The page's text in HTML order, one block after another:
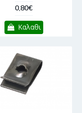
0,80€
Καλαθι